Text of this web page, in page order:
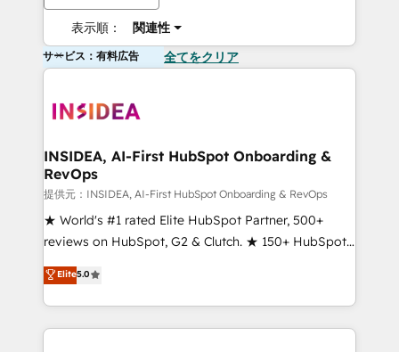
表示順： 関連性
サービス：有料広告 全てをクリア
INSIDEA, AI-First HubSpot Onboarding &
RevOps
提供元：INSIDEA, AI-First HubSpot Onboarding & RevOps
★ World's #1 rated Elite HubSpot Partner, 500+
reviews on HubSpot, G2 & Clutch. ★ 150+ HubSpot
Certified Experts & Trainers across the team ★
1,500+ implementations across five continents ★ AI-
First, RevOps-led, Onboarding obsessed ★
Company of the Year 2024/25 INSIDEA helps
Elite5.0